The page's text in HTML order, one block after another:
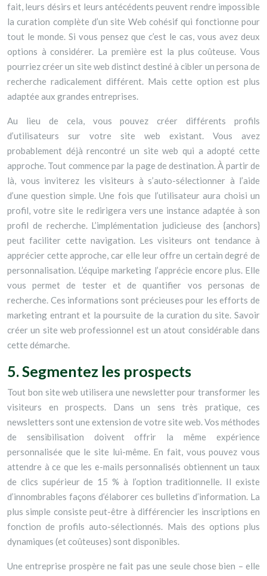
fait, leurs désirs et leurs antécédents peuvent rendre impossible
la curation complète d’un site Web cohésif qui fonctionne pour
tout le monde. Si vous pensez que c’est le cas, vous avez deux
options à considérer. La première est la plus coûteuse. Vous
pourriez créer un site web distinct destiné à cibler un persona de
recherche radicalement différent. Mais cette option est plus
adaptée aux grandes entreprises.
Au lieu de cela, vous pouvez créer différents profils
d’utilisateurs sur votre site web existant. Vous avez
probablement déjà rencontré un site web qui a adopté cette
approche. Tout commence par la page de destination. À partir de
là, vous inviterez les visiteurs à s’auto-sélectionner à l’aide
d’une question simple. Une fois que l’utilisateur aura choisi un
profil, votre site le redirigera vers une instance adaptée à son
profil de recherche. L’implémentation judicieuse des {anchors}
peut faciliter cette navigation. Les visiteurs ont tendance à
apprécier cette approche, car elle leur offre un certain degré de
personnalisation. L’équipe marketing l’apprécie encore plus. Elle
vous permet de tester et de quantifier vos personas de
recherche. Ces informations sont précieuses pour les efforts de
marketing entrant et la poursuite de la curation du site. Savoir
créer un site web professionnel est un atout considérable dans
cette démarche.
5. Segmentez les prospects
Tout bon site web utilisera une newsletter pour transformer les
visiteurs en prospects. Dans un sens très pratique, ces
newsletters sont une extension de votre site web. Vos méthodes
de sensibilisation doivent offrir la même expérience
personnalisée que le site lui-même. En fait, vous pouvez vous
attendre à ce que les e-mails personnalisés obtiennent un taux
de clics supérieur de 15 % à l’option traditionnelle. Il existe
d’innombrables façons d’élaborer ces bulletins d’information. La
plus simple consiste peut-être à différencier les inscriptions en
fonction de profils auto-sélectionnés. Mais des options plus
dynamiques (et coûteuses) sont disponibles.
Une entreprise prospère ne fait pas une seule chose bien – elle